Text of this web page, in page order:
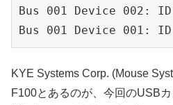
Bus 001 Device 002: ID
Bus 001 Device 001:
KYE Systems Corp. (Mouse
F100とあるのが、今回のUSB